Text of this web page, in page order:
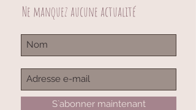
Ne manquez aucune actualité
S`abonner maintenant